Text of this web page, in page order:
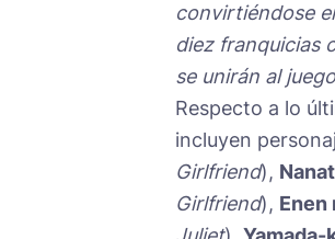
convirtiéndose
diez franquicias
se unirán al
Respecto a lo
incluyen
Girlfriend),
Girlfriend), Enen